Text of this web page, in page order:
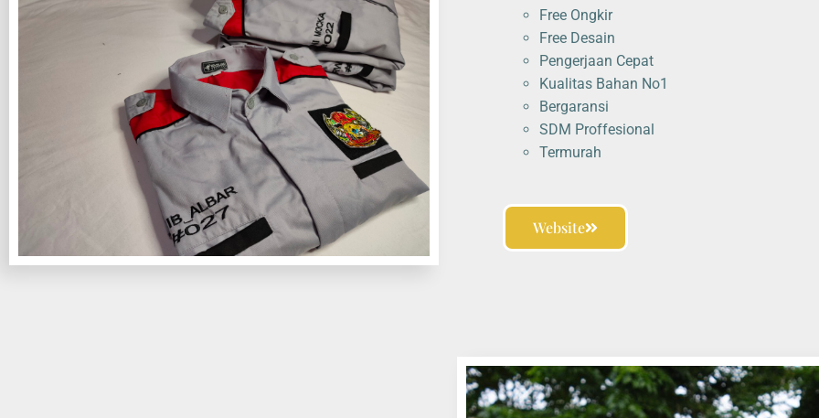
Free Ongkir
Free Desain
Pengerjaan Cepat
Kualitas Bahan No1
Bergaransi
SDM Proffesional
Termurah
Website